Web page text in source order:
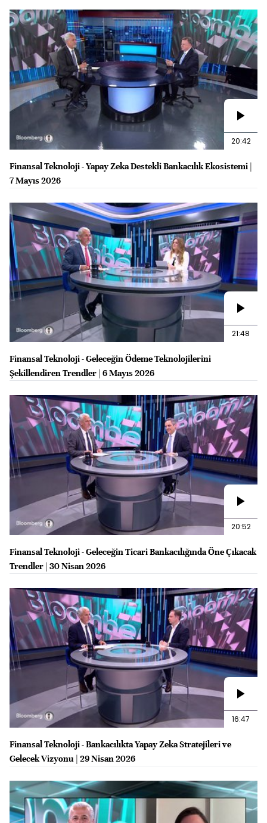
20:42
Finansal Teknoloji - Yapay Zeka Destekli Bankacılık Ekosistemi |
7 Mayıs 2026
21:48
Finansal Teknoloji - Geleceğin Ödeme Teknolojilerini
Şekillendiren Trendler | 6 Mayıs 2026
20:52
Finansal Teknoloji - Geleceğin Ticari Bankacılığında Öne Çıkacak
Trendler | 30 Nisan 2026
16:47
Finansal Teknoloji - Bankacılıkta Yapay Zeka Stratejileri ve
Gelecek Vizyonu | 29 Nisan 2026